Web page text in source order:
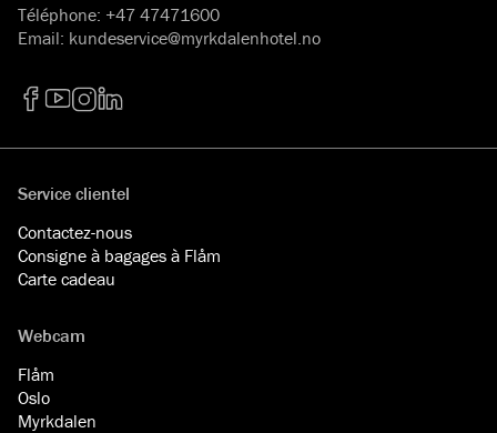
Téléphone: +47 47471600
Email: kundeservice@myrkdalenhotel.no
Service clientel
Contactez-nous
Consigne à bagages à Flåm
Carte cadeau
Webcam
Flåm
Oslo
Myrkdalen